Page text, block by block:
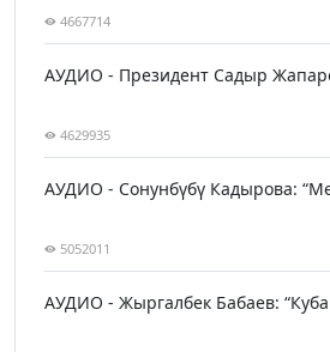
4667714
АУДИО - Президент Садыр
4629935
АУДИО - Сонунбүбү Кадырова:
5052011
АУДИО - Жыргалбек Бабаев: